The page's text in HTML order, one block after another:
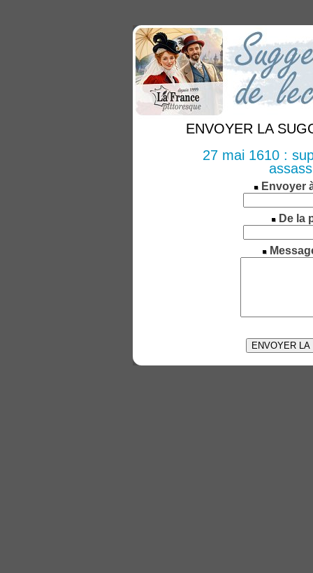
ENVOYER LA
27 mai 1610 :
Envoyer
De la